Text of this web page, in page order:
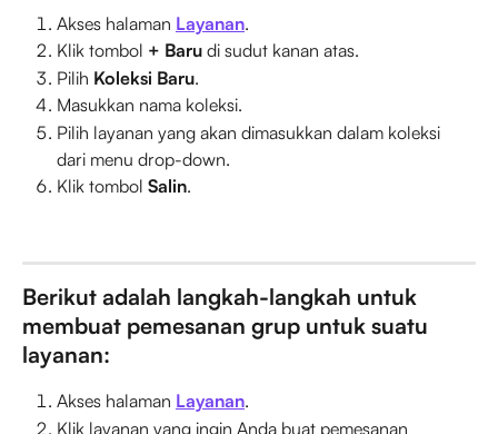
Akses halaman Layanan.
Klik tombol + Baru di sudut kanan atas.
Pilih Koleksi Baru.
Masukkan nama koleksi.
Pilih layanan yang akan dimasukkan dalam koleksi
dari menu drop-down.
Klik tombol Salin.
Berikut adalah langkah-langkah untuk
membuat pemesanan grup untuk suatu
layanan:
Akses halaman Layanan.
Klik layanan yang ingin Anda buat pemesanan